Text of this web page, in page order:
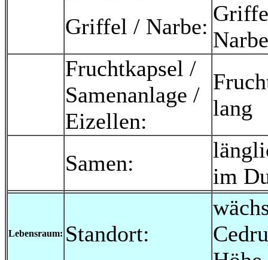
Griffel / Narbe:
Fruchtkapsel /
Samenanlage /
Eizellen:
lang
Samen:
im
Lebensraum: Standort: